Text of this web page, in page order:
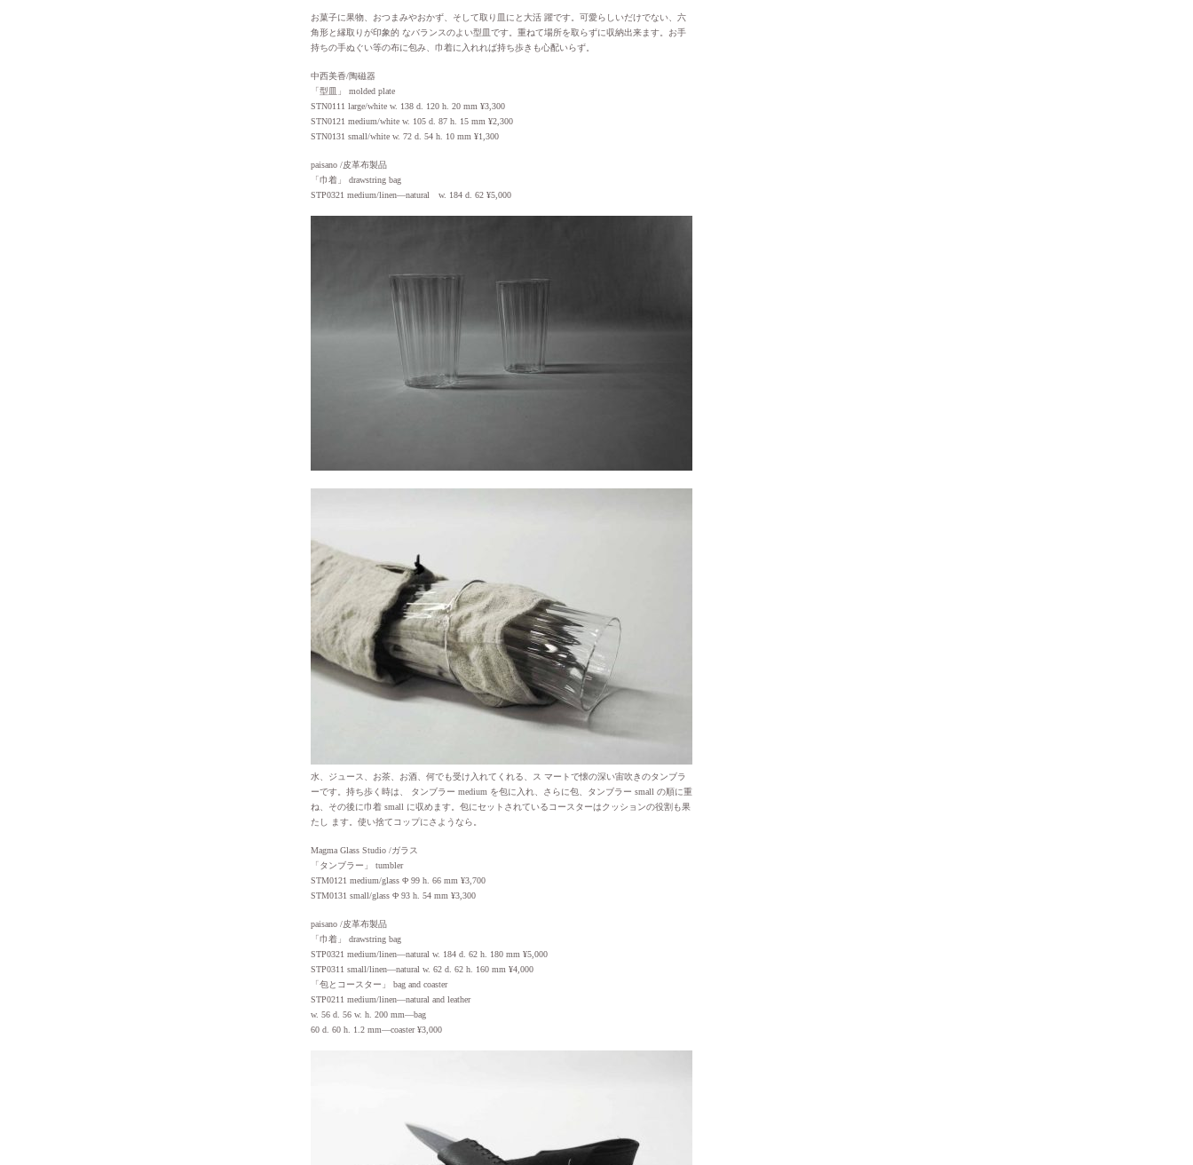
お菓子に果物、おつまみやおかず、そして取り皿にと大活 躍です。可愛らしいだけでない、六
角形と縁取りが印象的 なバランスのよい型皿です。重ねて場所を取らずに収納出来ます。お手
持ちの手ぬぐい等の布に包み、巾着に入れれば持ち歩きも心配いらず。
中西美香/陶磁器
「型皿」 molded plate
STN0111 large/white w. 138 d. 120 h. 20 mm ¥3,300
STN0121 medium/white w. 105 d. 87 h. 15 mm ¥2,300
STN0131 small/white w. 72 d. 54 h. 10 mm ¥1,300
paisano /皮革布製品
「巾着」 drawstring bag
STP0321 medium/linen—natural w. 184 d. 62 ¥5,000
水、ジュース、お茶、お酒、何でも受け入れてくれる、ス マートで懐の深い宙吹きのタンブラ
ーです。持ち歩く時は、 タンブラー medium を包に入れ、さらに包、タンブラー small の順に重
ね、その後に巾着 small に収めます。包にセットされているコースターはクッションの役割も果
たし ます。使い捨てコップにさようなら。
Magma Glass Studio /ガラス
「タンブラー」 tumbler
STM0121 medium/glass Φ 99 h. 66 mm ¥3,700
STM0131 small/glass Φ 93 h. 54 mm ¥3,300
paisano /皮革布製品
「巾着」 drawstring bag
STP0321 medium/linen—natural w. 184 d. 62 h. 180 mm ¥5,000
STP0311 small/linen—natural w. 62 d. 62 h. 160 mm ¥4,000
「包とコースター」 bag and coaster
STP0211 medium/linen—natural and leather
w. 56 d. 56 w. h. 200 mm—bag
60 d. 60 h. 1.2 mm—coaster ¥3,000